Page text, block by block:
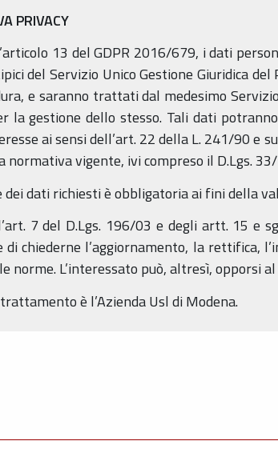
PRIVACY
13 del GDPR 2016/679, i dati
del Servizio Unico Gestione Giuridica
e saranno trattati dal medesimo
la gestione dello stesso. Tali dati
ai sensi dell’art. 22 della L. 241/90 e
normativa vigente, ivi compreso il D.Lgs.
dei dati richiesti è obbligatoria ai fini della
7 del D.Lgs. 196/03 e degli artt. 15 e
di chiederne l’aggiornamento, la rettifica,
norme. L’interessato può, altresì,
è l’Azienda Usl di Modena.